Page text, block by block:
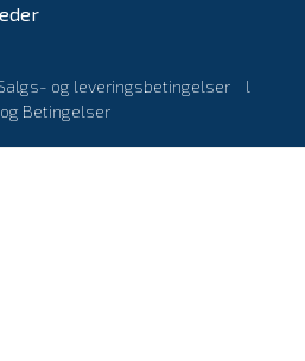
og leveringsbetingelser
l
Betingelser